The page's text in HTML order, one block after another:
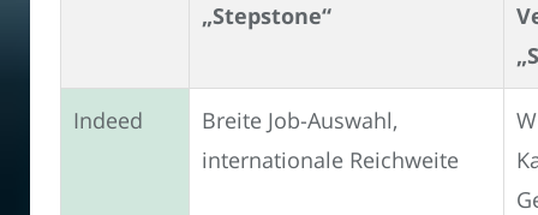
„Stepstone“
Indeed
Breite Job-Auswahl,
internationale Reichweite